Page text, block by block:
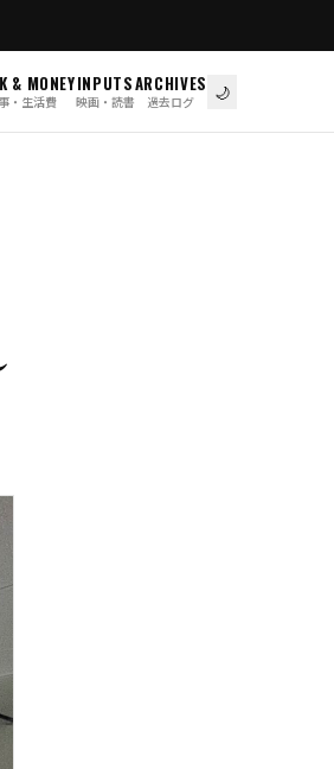
& MONEY
・生活費
INPUTS
映画・読書
ARCHIVES
過去ログ 🌙